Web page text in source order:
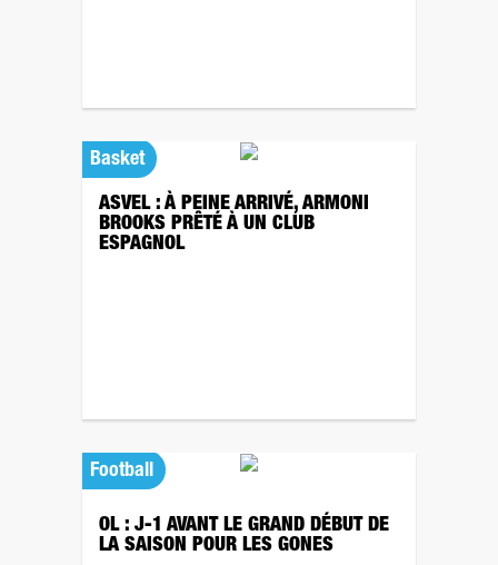
Basket
ASVEL : À PEINE ARRIVÉ, ARMONI
BROOKS PRÊTÉ À UN CLUB
ESPAGNOL
Football
OL : J-1 AVANT LE GRAND DÉBUT DE
LA SAISON POUR LES GONES